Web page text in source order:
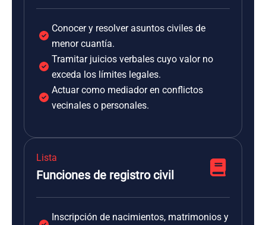
Conocer y resolver asuntos civiles de
menor cuantía.
Tramitar juicios verbales cuyo valor no
exceda los límites legales.
Actuar como mediador en conflictos
vecinales o personales.
Lista
Funciones de registro civil
Inscripción de nacimientos, matrimonios y